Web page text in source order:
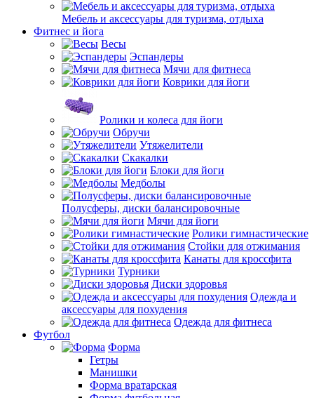
Мебель и аксессуары для туризма, отдыха
Фитнес и йога
Весы
Эспандеры
Мячи для фитнеса
Коврики для йоги
Ролики и колеса для йоги
Обручи
Утяжелители
Скакалки
Блоки для йоги
Медболы
Полусферы, диски балансировочные
Мячи для йоги
Ролики гимнастические
Стойки для отжимания
Канаты для кроссфита
Турники
Диски здоровья
Одежда и
аксессуары для похудения
Одежда для фитнеса
Футбол
Форма
Гетры
Манишки
Форма вратарская